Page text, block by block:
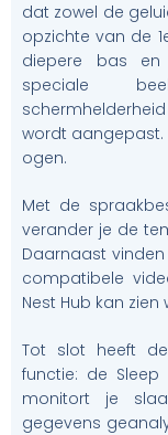
dat zowel de
opzichte van de
diepere bas
speciale
wordt aangepast.
ogen.
Met de
verander je de
Daarnaast
compatibele
Nest Hub kan
Tot slot heeft
functie: de Sleep
monitort je
gegevens